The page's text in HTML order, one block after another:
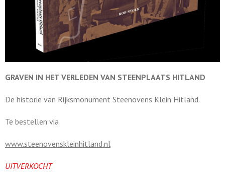
GRAVEN IN HET VERLEDEN VAN STEENPLAATS HITLAND
De historie van Rijksmonument Steenovens Klein Hitland.
Te bestellen via
www.steenovenskleinhitland.nl
UITVERKOCHT